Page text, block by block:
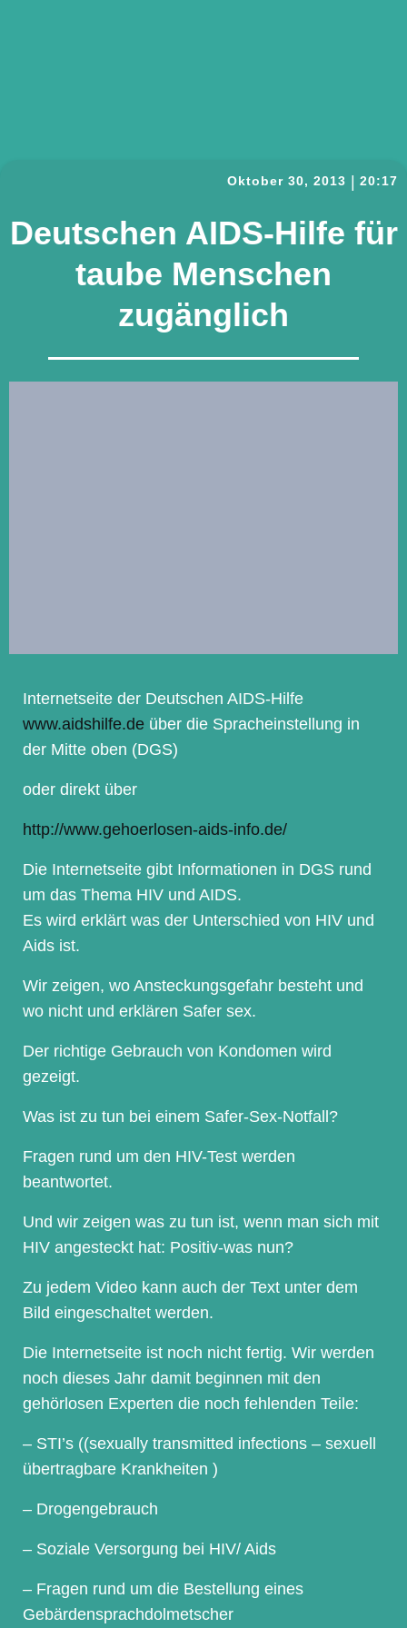
Oktober 30, 2013 | 20:17
Deutschen AIDS-Hilfe für
taube Menschen
zugänglich
Internetseite der Deutschen AIDS-Hilfe
www.aidshilfe.de über die Spracheinstellung in
der Mitte oben (DGS)
oder direkt über
http://www.gehoerlosen-aids-info.de/
Die Internetseite gibt Informationen in DGS rund
um das Thema HIV und AIDS.
Es wird erklärt was der Unterschied von HIV und
Aids ist.
Wir zeigen, wo Ansteckungsgefahr besteht und
wo nicht und erklären Safer sex.
Der richtige Gebrauch von Kondomen wird
gezeigt.
Was ist zu tun bei einem Safer-Sex-Notfall?
Fragen rund um den HIV-Test werden
beantwortet.
Und wir zeigen was zu tun ist, wenn man sich mit
HIV angesteckt hat: Positiv-was nun?
Zu jedem Video kann auch der Text unter dem
Bild eingeschaltet werden.
Die Internetseite ist noch nicht fertig. Wir werden
noch dieses Jahr damit beginnen mit den
gehörlosen Experten die noch fehlenden Teile:
– STI’s ((sexually transmitted infections – sexuell
übertragbare Krankheiten )
– Drogengebrauch
– Soziale Versorgung bei HIV/ Aids
– Fragen rund um die Bestellung eines
Gebärdensprachdolmetscher